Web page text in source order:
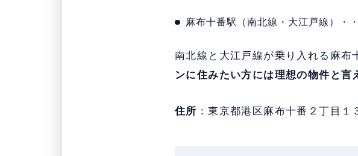
麻布十番駅（南北線・大江戸線）・
南北線と大江戸線が乗り入れる麻
ンに住みたい方には理想の物件と言
住所 ：東京都港区麻布十番２丁目１